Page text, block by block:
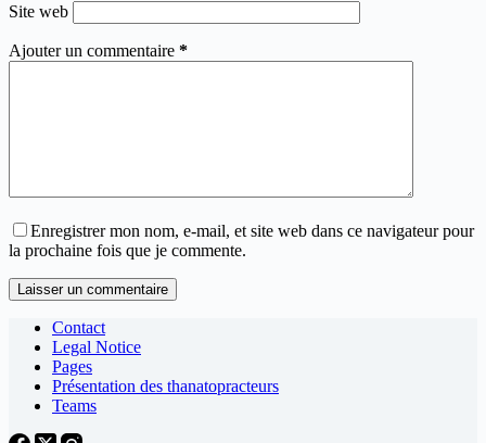
Site web
Ajouter un commentaire *
Enregistrer mon nom, e-mail, et site web dans ce navigateur pour
la prochaine fois que je commente.
Laisser un commentaire
Contact
Legal Notice
Pages
Présentation des thanatopracteurs
Teams